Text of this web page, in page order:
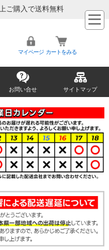
ご購入で送料無料
マイページ カートをみる
お問い合せ サイトマップ